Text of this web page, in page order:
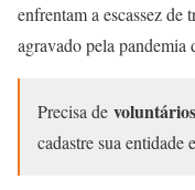
enfrentam a escassez
agravado pela pandemia
Precisa de voluntários
cadastre sua entidade